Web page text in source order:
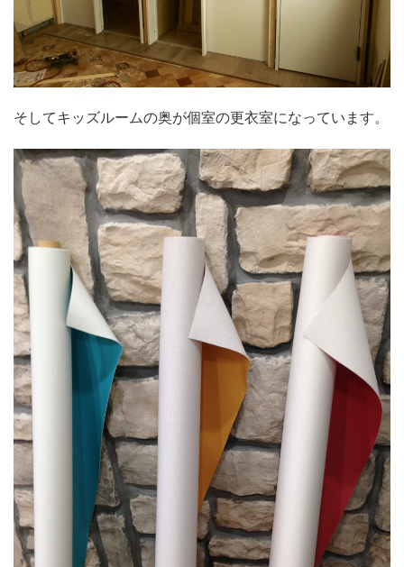
そしてキッズルームの奥が個室の更衣室になっています。